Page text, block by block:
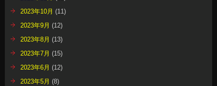
2023年10月 (11)
2023年9月 (12)
2023年8月 (13)
2023年7月 (15)
2023年6月 (12)
2023年5月 (8)